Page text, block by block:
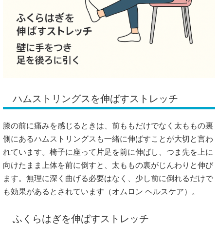
ハムストリングスを伸ばすストレッチ
膝の前に痛みを感じるときは、前ももだけでなく太ももの裏
側にあるハムストリングスも一緒に伸ばすことが大切と言わ
れています。椅子に座って片足を前に伸ばし、つま先を上に
向けたまま上体を前に倒すと、太ももの裏がじんわりと伸び
ます。無理に深く曲げる必要はなく、少し前に倒れるだけで
も効果があるとされています（オムロン ヘルスケア）。
ふくらはぎを伸ばすストレッチ